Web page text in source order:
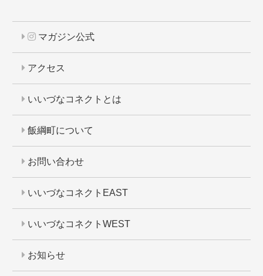
マガジン公式
アクセス
いいづなコネクトとは
飯綱町について
お問い合わせ
いいづなコネクトEAST
いいづなコネクトWEST
お知らせ